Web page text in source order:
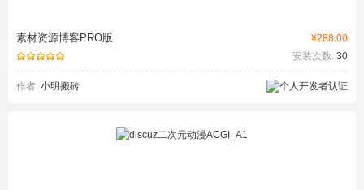
¥288.00
素材资源博客PRO版
安装次数: 30
作者: 小明搬砖